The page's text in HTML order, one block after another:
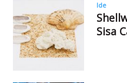
Ide
Sisa